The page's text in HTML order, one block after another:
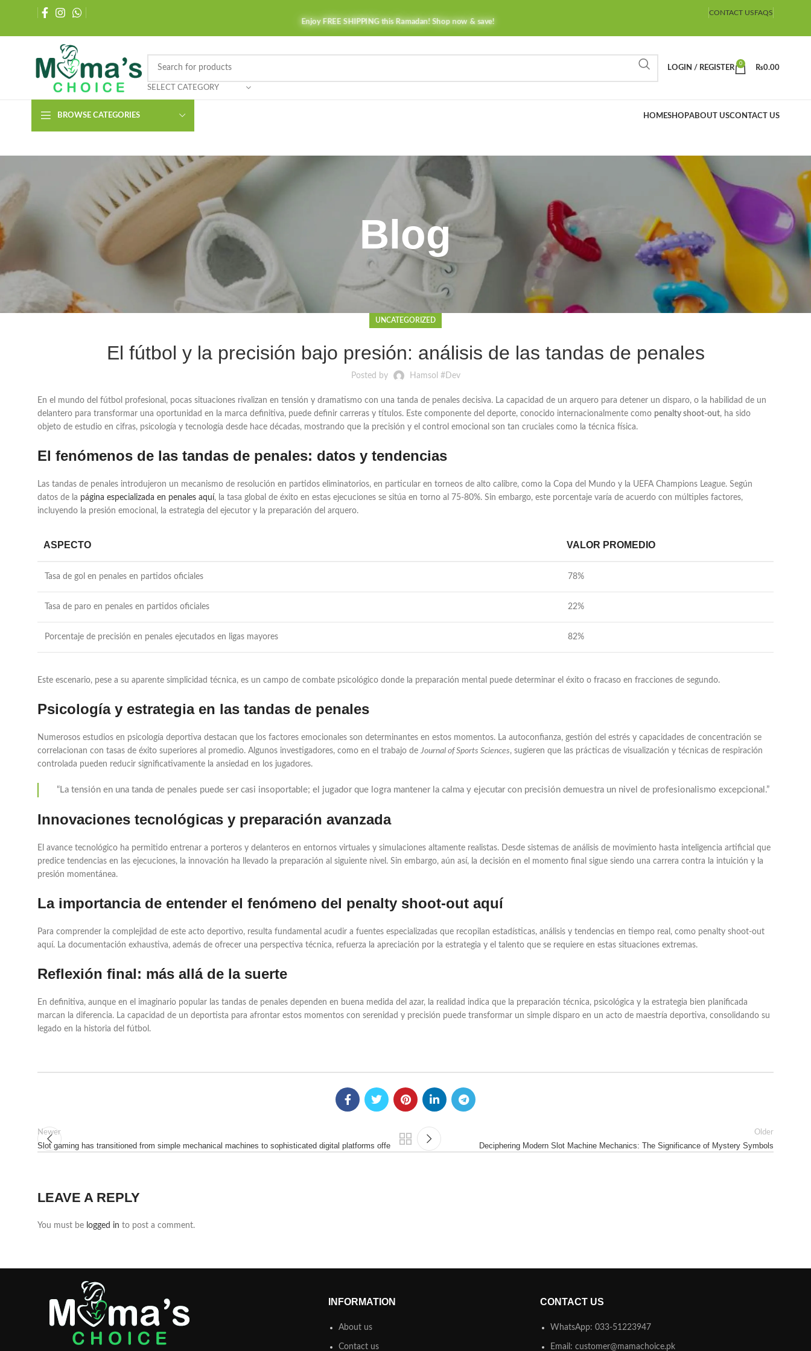
Enjoy FREE SHIPPING this Ramadan! Shop now & save!
CONTACT USFAQS
SELECT CATEGORY
LOGIN / REGISTER
0
₨0.00
BROWSE CATEGORIES HOMESHOPABOUT USCONTACT US
Blog
UNCATEGORIZED
El fútbol y la precisión bajo presión: análisis de las tandas de penales
Posted by Hamsol #Dev
En el mundo del fútbol profesional, pocas situaciones rivalizan en tensión y dramatismo con una tanda de penales decisiva. La capacidad de un arquero para detener un disparo, o la habilidad de un
delantero para transformar una oportunidad en la marca definitiva, puede definir carreras y títulos. Este componente del deporte, conocido internacionalmente como penalty shoot-out, ha sido
objeto de estudio en cifras, psicología y tecnología desde hace décadas, mostrando que la precisión y el control emocional son tan cruciales como la técnica física.
El fenómenos de las tandas de penales: datos y tendencias
Las tandas de penales introdujeron un mecanismo de resolución en partidos eliminatorios, en particular en torneos de alto calibre, como la Copa del Mundo y la UEFA Champions League. Según
datos de la página especializada en penales aquí, la tasa global de éxito en estas ejecuciones se sitúa en torno al 75-80%. Sin embargo, este porcentaje varía de acuerdo con múltiples factores,
incluyendo la presión emocional, la estrategia del ejecutor y la preparación del arquero.
ASPECTO VALOR PROMEDIO
Tasa de gol en penales en partidos oficiales 78%
Tasa de paro en penales en partidos oficiales 22%
Porcentaje de precisión en penales ejecutados en ligas mayores 82%
Este escenario, pese a su aparente simplicidad técnica, es un campo de combate psicológico donde la preparación mental puede determinar el éxito o fracaso en fracciones de segundo.
Psicología y estrategia en las tandas de penales
Numerosos estudios en psicología deportiva destacan que los factores emocionales son determinantes en estos momentos. La autoconfianza, gestión del estrés y capacidades de concentración se
correlacionan con tasas de éxito superiores al promedio. Algunos investigadores, como en el trabajo de Journal of Sports Sciences, sugieren que las prácticas de visualización y técnicas de respiración
controlada pueden reducir significativamente la ansiedad en los jugadores.
“La tensión en una tanda de penales puede ser casi insoportable; el jugador que logra mantener la calma y ejecutar con precisión demuestra un nivel de profesionalismo excepcional.”
Innovaciones tecnológicas y preparación avanzada
El avance tecnológico ha permitido entrenar a porteros y delanteros en entornos virtuales y simulaciones altamente realistas. Desde sistemas de análisis de movimiento hasta inteligencia artificial que
predice tendencias en las ejecuciones, la innovación ha llevado la preparación al siguiente nivel. Sin embargo, aún así, la decisión en el momento final sigue siendo una carrera contra la intuición y la
presión momentánea.
La importancia de entender el fenómeno del penalty shoot-out aquí
Para comprender la complejidad de este acto deportivo, resulta fundamental acudir a fuentes especializadas que recopilan estadísticas, análisis y tendencias en tiempo real, como penalty shoot-out
aquí. La documentación exhaustiva, además de ofrecer una perspectiva técnica, refuerza la apreciación por la estrategia y el talento que se requiere en estas situaciones extremas.
Reflexión final: más allá de la suerte
En definitiva, aunque en el imaginario popular las tandas de penales dependen en buena medida del azar, la realidad indica que la preparación técnica, psicológica y la estrategia bien planificada
marcan la diferencia. La capacidad de un deportista para afrontar estos momentos con serenidad y precisión puede transformar un simple disparo en un acto de maestría deportiva, consolidando su
legado en la historia del fútbol.
Newer
Slot gaming has transitioned from simple mechanical machines to sophisticated digital platforms offe
Older
Deciphering Modern Slot Machine Mechanics: The Significance of Mystery Symbols
LEAVE A REPLY
You must be logged in to post a comment.
INFORMATION
About us
Contact us
CONTACT US
WhatsApp: 033-51223947
Email: customer@mamachoice.pk